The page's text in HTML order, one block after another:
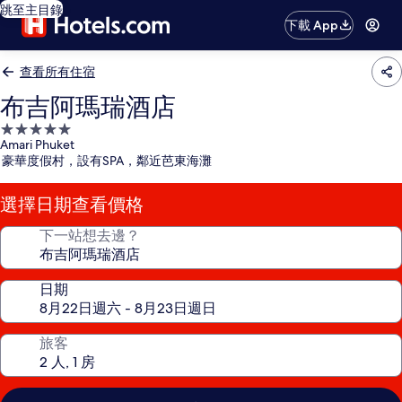
跳至主目錄
下載 App
查看所有住宿
布吉阿瑪瑞酒店
5.0
星
級
住
宿
Amari Phuket
豪華度假村，設有SPA，鄰近芭東海灘
選擇日期查看價格
下一站想去邊？
日期
旅客